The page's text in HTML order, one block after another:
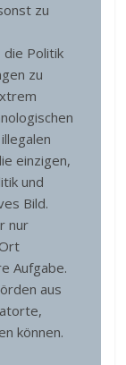
zu
die Politik
zu
einzigen,
und
Bild.
nur
Aufgabe.
aus
können.